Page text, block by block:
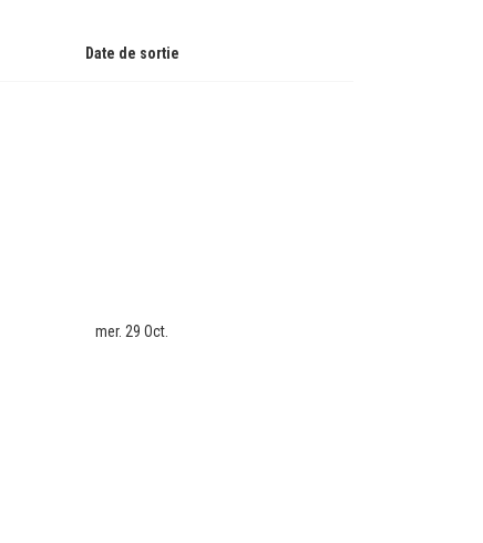
Date de sortie
mer. 29 Oct.